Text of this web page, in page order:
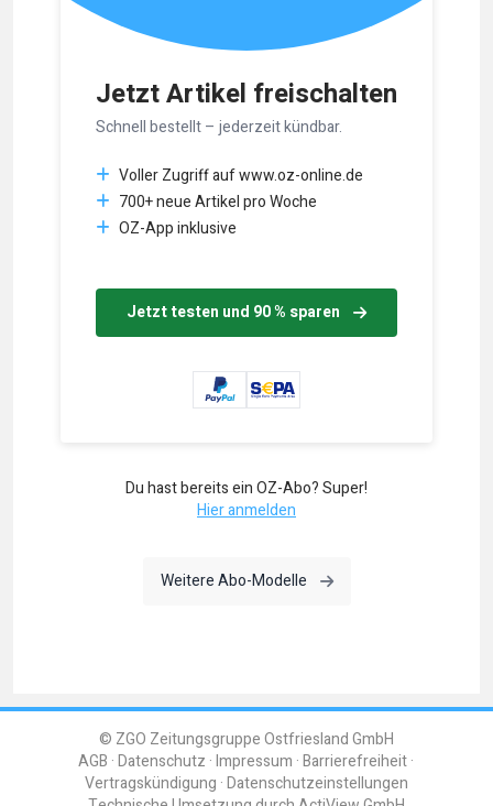
Jetzt Artikel freischalten
Schnell bestellt – jederzeit kündbar.
Voller Zugriff auf www.oz-online.de
700+ neue Artikel pro Woche
OZ-App inklusive
Jetzt testen und 90 % sparen
Du hast bereits ein OZ-Abo? Super!
Hier anmelden
Weitere Abo-Modelle
© ZGO Zeitungsgruppe Ostfriesland GmbH
AGB Datenschutz Impressum Barrierefreiheit
Vertragskündigung Datenschutzeinstellungen